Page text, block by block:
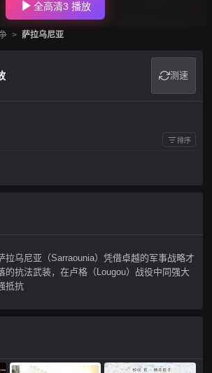
全高清3 播放
> 萨拉乌尼亚
测速
排序
拉乌尼亚（Sarraounia） 凭借卓越的军事战略才
的抗法武装，在卢格（Lougou）战役中同强大
抵抗